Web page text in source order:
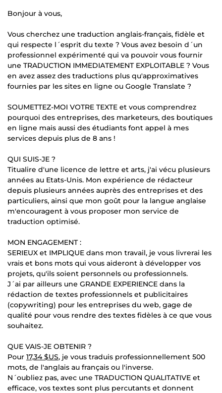
Bonjour à vous,
Vous cherchez une traduction anglais-français, fidèle et
qui respecte l´esprit du texte ? Vous avez besoin d´un
professionnel expérimenté qui va pouvoir vous fournir
une TRADUCTION IMMEDIATEMENT EXPLOITABLE ? Vous
en avez assez des traductions plus qu'approximatives
fournies par les sites en ligne ou Google Translate ?
SOUMETTEZ-MOI VOTRE TEXTE et vous comprendrez
pourquoi des entreprises, des marketeurs, des boutiques
en ligne mais aussi des étudiants font appel à mes
services depuis plus de 8 ans !
QUI SUIS-JE ?
Titualire d'une licence de lettre et arts, j'ai vécu plusieurs
années au Etats-Unis. Mon expérience de rédacteur
depuis plusieurs années auprès des entreprises et des
particuliers, ainsi que mon goût pour la langue anglaise
m'encouragent à vous proposer mon service de
traduction optimisé.
MON ENGAGEMENT :
SERIEUX et IMPLIQUE dans mon travail, je vous livrerai les
vrais et bons mots qui vous aideront à développer vos
projets, qu'ils soient personnels ou professionnels.
J´ai par ailleurs une GRANDE EXPERIENCE dans la
rédaction de textes professionnels et publicitaires
(copywriting) pour les entreprises du web, gage de
qualité pour vous rendre des textes fidèles à ce que vous
souhaitez.
QUE VAIS-JE OBTENIR ?
Pour 17,34 $US, je vous traduis professionnellement 500
mots, de l'anglais au français ou l'inverse.
N´oubliez pas, avec une TRADUCTION QUALITATIVE et
efficace, vos textes sont plus percutants et donnent